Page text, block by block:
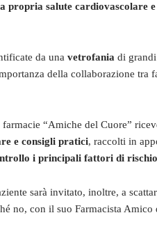
propria salute
da una vetrofania di
della collaborazione
“Amiche del Cuore”
e consigli pratici, raccolti in
i principali fattori di rischio
sarà invitato, inoltre, a
no, con il suo Farmacista